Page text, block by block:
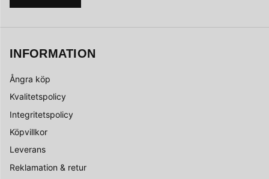
INFORMATION
Ångra köp
Kvalitetspolicy
Integritetspolicy
Köpvillkor
Leverans
Reklamation & retur